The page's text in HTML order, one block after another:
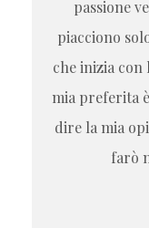
passione
piacciono
che inizia con
mia preferita
dire la mia
farò